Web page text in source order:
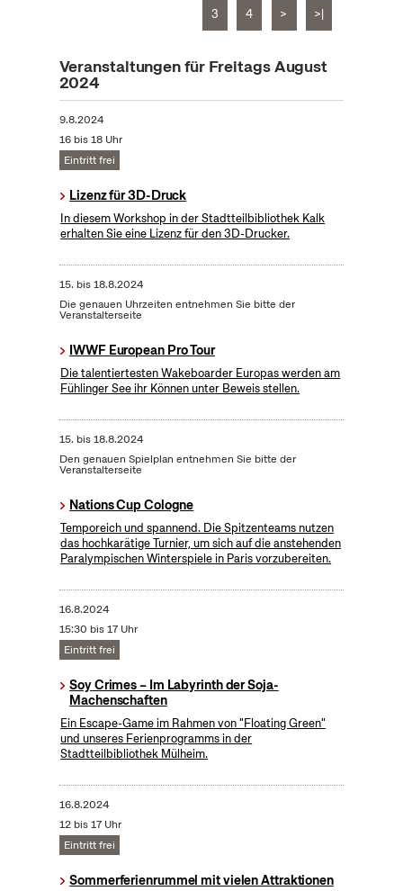
3 4 > >|
Veranstaltungen für Freitags August
2024
9.8.2024
16 bis 18 Uhr
Eintritt frei
Lizenz für 3D-Druck
In diesem Workshop in der Stadtteilbibliothek Kalk
erhalten Sie eine Lizenz für den 3D-Drucker.
15. bis18.8.2024
Die genauen Uhrzeiten entnehmen Sie bitte der
Veranstalterseite
IWWF European Pro Tour
Die talentiertesten Wakeboarder Europas werden am
Fühlinger See ihr Können unter Beweis stellen.
15. bis18.8.2024
Den genauen Spielplan entnehmen Sie bitte der
Veranstalterseite
Nations Cup Cologne
Temporeich und spannend. Die Spitzenteams nutzen
das hochkarätige Turnier, um sich auf die anstehenden
Paralympischen Winterspiele in Paris vorzubereiten.
16.8.2024
15:30 bis 17 Uhr
Eintritt frei
Soy Crimes – Im Labyrinth der Soja-
Machenschaften
Ein Escape-Game im Rahmen von "Floating Green"
und unseres Ferienprogramms in der
Stadtteilbibliothek Mülheim.
16.8.2024
12 bis 17 Uhr
Eintritt frei
Sommerferienrummel mit vielen Attraktionen